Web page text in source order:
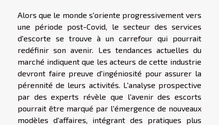
Alors que le monde s'oriente progressivement vers
une période post-Covid, le secteur des services
d'escorte se trouve à un carrefour qui pourrait
redéfinir son avenir. Les tendances actuelles du
marché indiquent que les acteurs de cette industrie
devront faire preuve d'ingéniosité pour assurer la
pérennité de leurs activités. L'analyse prospective
par des experts révèle que l'avenir des escorts
pourrait être marqué par l'émergence de nouveaux
modèles d'affaires, intégrant des pratiques plus